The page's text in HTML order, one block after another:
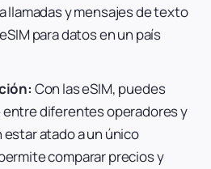
llamadas y mensajes de texto
para datos en un país
Con las eSIM, puedes
diferentes operadores y
atado a un único
comparar precios y